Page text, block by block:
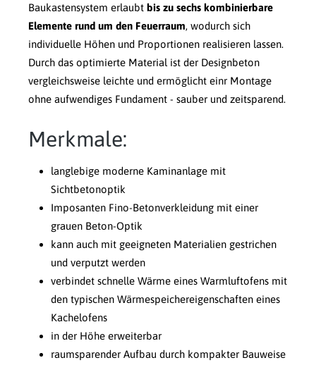
Baukastensystem erlaubt bis zu sechs kombinierbare
Elemente rund um den Feuerraum, wodurch sich
individuelle Höhen und Proportionen realisieren lassen.
Durch das optimierte Material ist der Designbeton
vergleichsweise leichte und ermöglicht einr Montage
ohne aufwendiges Fundament - sauber und zeitsparend.
Merkmale:
langlebige moderne Kaminanlage mit
Sichtbetonoptik
Imposanten Fino-Betonverkleidung mit einer
grauen Beton-Optik
kann auch mit geeigneten Materialien gestrichen
und verputzt werden
verbindet schnelle Wärme eines Warmluftofens mit
den typischen Wärmespeichereigenschaften eines
Kachelofens
in der Höhe erweiterbar
raumsparender Aufbau durch kompakter Bauweise